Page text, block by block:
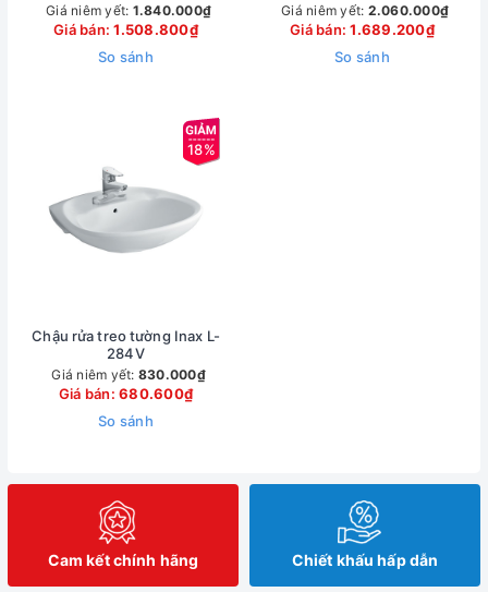
Giá niêm yết: 1.840.000₫
Giá bán:1.508.800₫
So sánh
Giá niêm yết: 2.060.000₫
Giá bán:1.689.200₫
So sánh
18%
Chậu rửa treo tường Inax L-
284V
Giá niêm yết: 830.000₫
Giá bán:680.600₫
So sánh
Cam kết chính hãng Chiết khấu hấp dẫn